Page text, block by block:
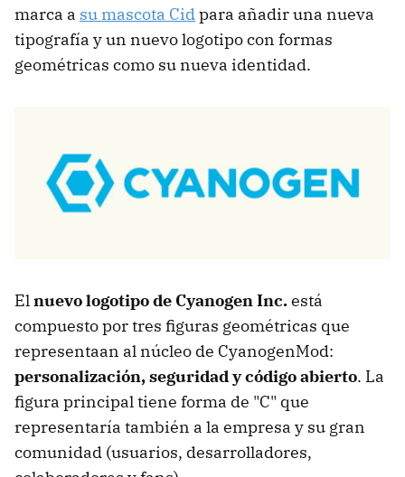
marca a su mascota Cidpara añadir una nueva
tipografía y un nuevo logotipo con formas
geométricas como su nueva identidad.
Elnuevo logotipo de Cyanogen Inc.está
compuesto por tres figuras geométricas que
representaan al núcleo de CyanogenMod:
personalización, seguridad y código abierto. La
figura principal tiene forma de "C" que
representaría también a la empresa y su gran
comunidad (usuarios, desarrolladores,